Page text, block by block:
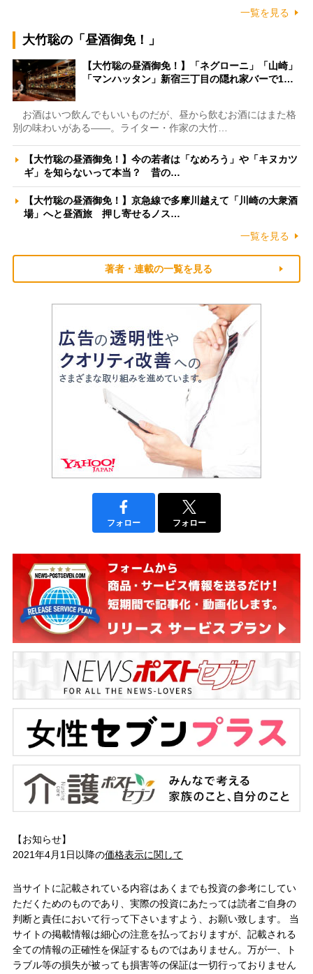
一覧を見る
大竹聡の「昼酒御免！」
【大竹聡の昼酒御免！】「ネグローニ」「山崎」
「マンハッタン」新宿三丁目の隠れ家バーで1…
お酒はいつ飲んでもいいものだが、昼から飲むお酒にはまた格
別の味わいがある――。ライター・作家の大竹…
【大竹聡の昼酒御免！】今の若者は「なめろう」や「キヌカツ
ギ」を知らないって本当？ 昔の…
【大竹聡の昼酒御免！】京急線で多摩川越えて「川崎の大衆酒
場」へと昼酒旅 押し寄せるノス…
一覧を見る
著者・連載の一覧を見る
フォロー フォロー
【お知らせ】
2021年4月1日以降の価格表示に関して
当サイトに記載されている内容はあくまでも投資の参考にしてい
ただくためのものであり、実際の投資にあたっては読者ご自身の
判断と責任において行って下さいますよう、お願い致します。 当
サイトの掲載情報は細心の注意を払っておりますが、記載される
全ての情報の正確性を保証するものではありません。万が一、ト
ラブル等の損失が被っても損害等の保証は一切行っておりません